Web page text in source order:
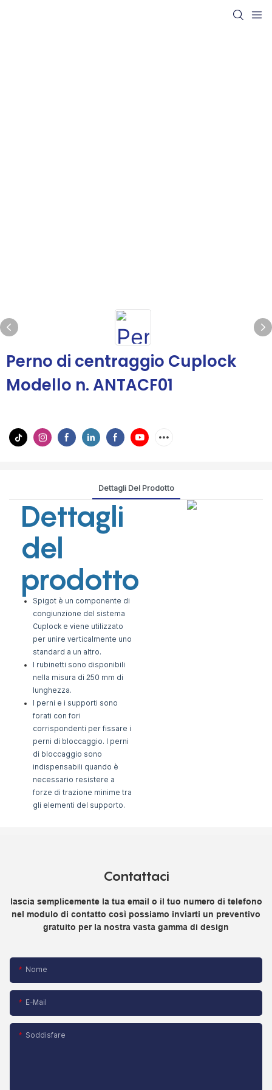
Perno di centraggio Cuplock
Modello n. ANTACF01
Dettagli Del Prodotto
Dettagli
del
prodotto
Spigot è un componente di
congiunzione del sistema
Cuplock e viene utilizzato
per unire verticalmente uno
standard a un altro.
I rubinetti sono disponibili
nella misura di 250 mm di
lunghezza.
I perni e i supporti sono
forati con fori
corrispondenti per fissare i
perni di bloccaggio. I perni
di bloccaggio sono
indispensabili quando è
necessario resistere a
forze di trazione minime tra
gli elementi del supporto.
Contattaci
lascia semplicemente la tua email o il tuo numero di telefono
nel modulo di contatto così possiamo inviarti un preventivo
gratuito per la nostra vasta gamma di design
Nome
E-Mail
Soddisfare